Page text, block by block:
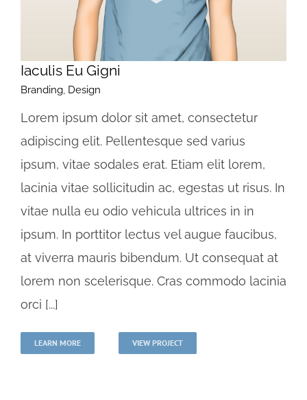
Iaculis Eu Gigni
Branding, Design
Lorem ipsum dolor sit amet, consectetur
adipiscing elit. Pellentesque sed varius
ipsum, vitae sodales erat. Etiam elit lorem,
lacinia vitae sollicitudin ac, egestas ut risus. In
vitae nulla eu odio vehicula ultrices in in
ipsum. In porttitor lectus vel augue faucibus,
at viverra mauris bibendum. Ut consequat at
lorem non scelerisque. Cras commodo lacinia
orci [...]
LEARN MORE VIEW PROJECT